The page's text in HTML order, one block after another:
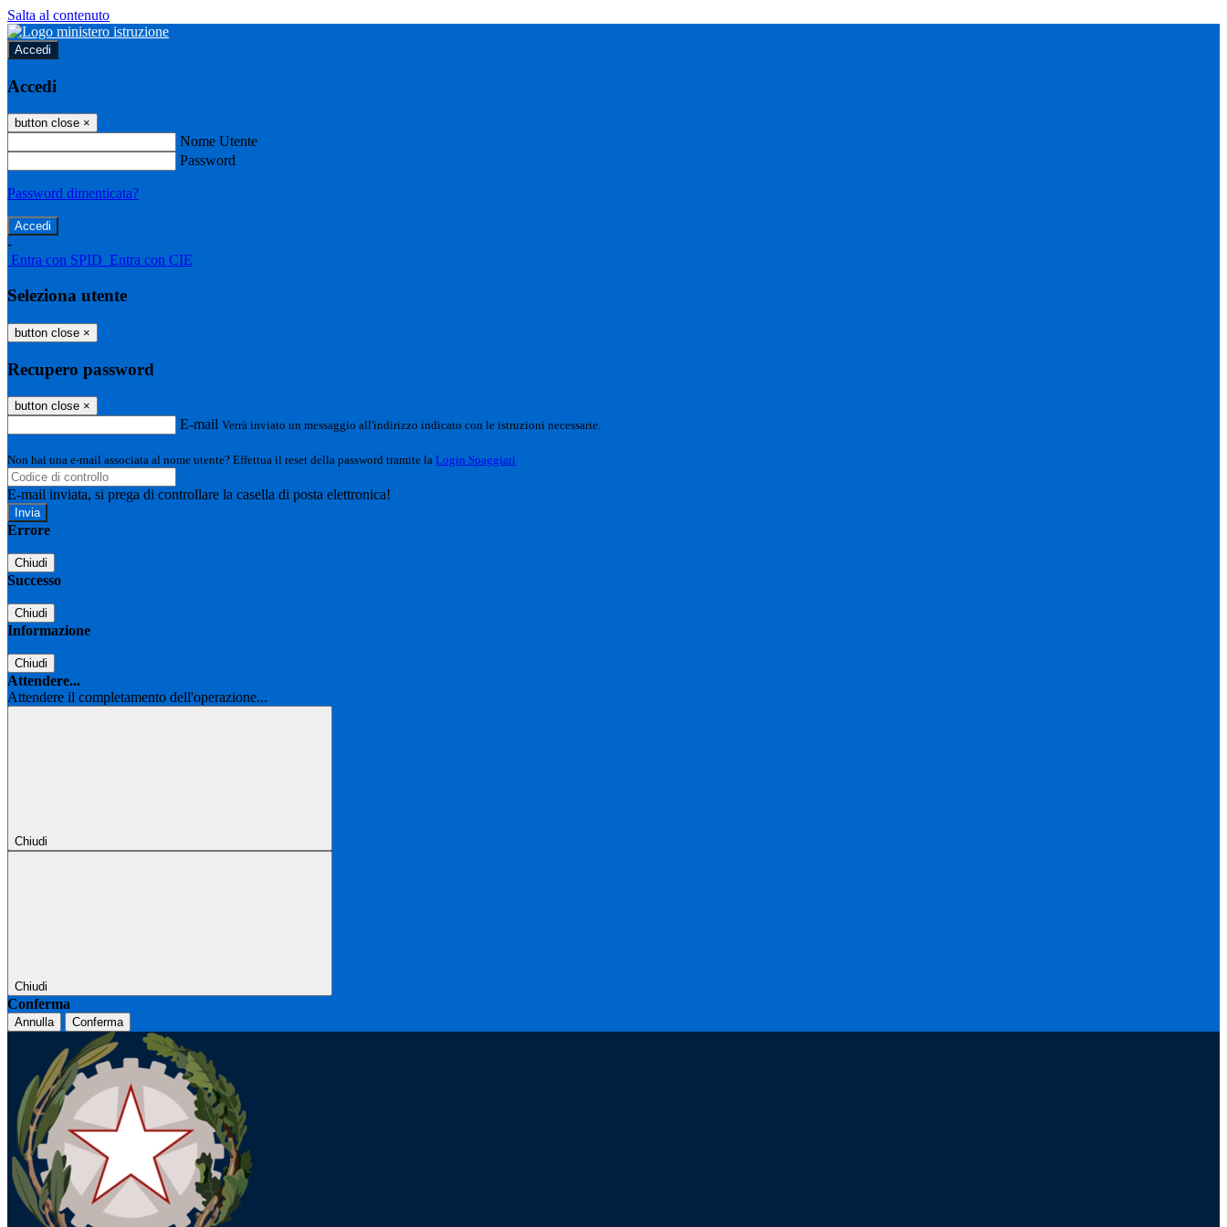
Salta al contenuto
Accedi
Accedi
button close ×
Nome Utente
Password
Password dimenticata?
-
Entra con SPID Entra con CIE
Seleziona utente
button close ×
Recupero password
button close ×
E-mail Verrà inviato un messaggio all'indirizzo indicato con le istruzioni necessarie.
Non hai una e-mail associata al nome utente? Effettua il reset della password tramite la Login Spaggiari
E-mail inviata, si prega di controllare la casella di posta elettronica!
Errore
Chiudi
Successo
Chiudi
Informazione
Chiudi
Attendere...
Attendere il completamento dell'operazione...
Chiudi
Chiudi
Conferma
Annulla Conferma